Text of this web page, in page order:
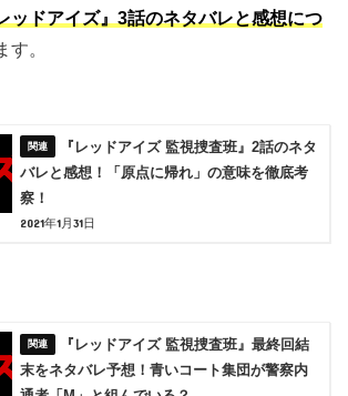
ッドアイズ』3話のネタバレと感想につ
す。
『レッドアイズ 監視捜査班』2話のネタ
バレと感想！「原点に帰れ」の意味を徹底考
察！
2021年1月31日
『レッドアイズ 監視捜査班』最終回結
末をネタバレ予想！青いコート集団が警察内